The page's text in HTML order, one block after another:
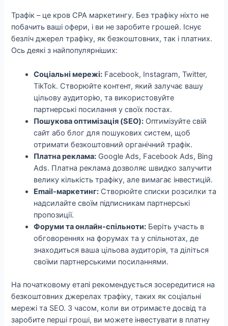
Трафік – це кров CPA маркетингу. Без трафіку ніхто не
побачить ваші офери, і ви не заробите грошей. Існує
безліч джерел трафіку, як безкоштовних, так і платних.
Ось деякі з найпопулярніших:
Соціальні мережі: Facebook, Instagram, Twitter,
TikTok. Створюйте контент, який залучає вашу
цільову аудиторію, та використовуйте
партнерські посилання у своїх постах.
Пошукова оптимізація (SEO): Оптимізуйте свій
сайт або блог для пошукових систем, щоб
отримати безкоштовний органічний трафік.
Платна реклама: Google Ads, Facebook Ads, Bing
Ads. Платна реклама дозволяє швидко залучити
велику кількість трафіку, але вимагає інвестицій.
Email-маркетинг: Створюйте списки розсилки та
надсилайте своїм підписникам партнерські
пропозиції.
Форуми та онлайн-спільноти: Беріть участь в
обговореннях на форумах та у спільнотах, де
знаходиться ваша цільова аудиторія, та діліться
своїми партнерськими посиланнями.
На початковому етапі рекомендується зосередитися на
безкоштовних джерелах трафіку, таких як соціальні
мережі та SEO. З часом, коли ви отримаєте досвід та
заробите перші гроші, ви можете інвестувати в платну